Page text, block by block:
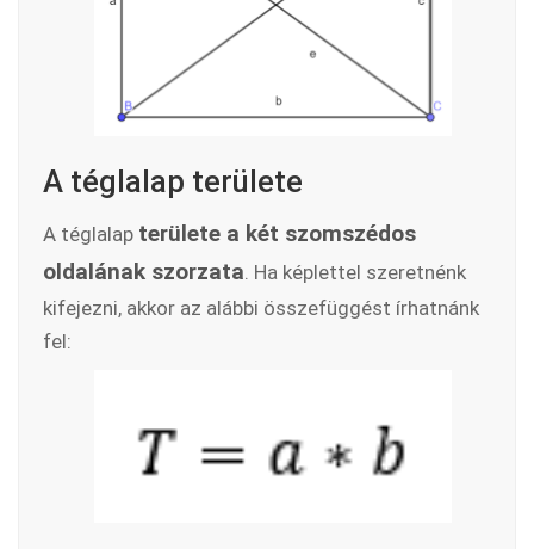
A téglalap területe
A téglalap területe a két szomszédos
oldalának szorzata. Ha képlettel szeretnénk
kifejezni, akkor az alábbi összefüggést írhatnánk
fel: